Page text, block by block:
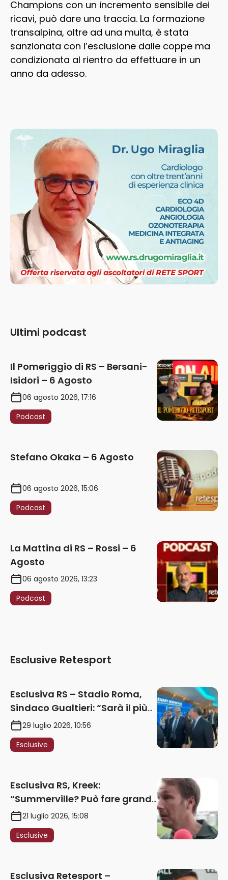
Champions con un incremento sensibile dei
ricavi, può dare una traccia. La formazione
transalpina, oltre ad una multa, è stata
sanzionata con l’esclusione dalle coppe ma
condizionata al rientro da effettuare in un
anno da adesso.
Ultimi podcast
Il Pomeriggio di RS – Bersani-
Isidori – 6 Agosto
06 agosto 2026, 17:16
Podcast
Stefano Okaka – 6 Agosto
06 agosto 2026, 15:06
Podcast
La Mattina di RS – Rossi – 6
Agosto
06 agosto 2026, 13:23
Podcast
Esclusive Retesport
Esclusiva RS – Stadio Roma,
Sindaco Gualtieri: “Sarà il più
iconico del mondo. Assoluta
unità politica. Prima pietra nel
2027. Ricorsi strumentali?
29 luglio 2026, 10:56
Esclusive
Esclusiva RS, Kreek:
“Summerville? Può fare grandi
cose in Serie A. Godts deve
maturare esperienza per
giocare nella Roma”
21 luglio 2026, 15:08
Esclusive
Esclusiva Retesport –